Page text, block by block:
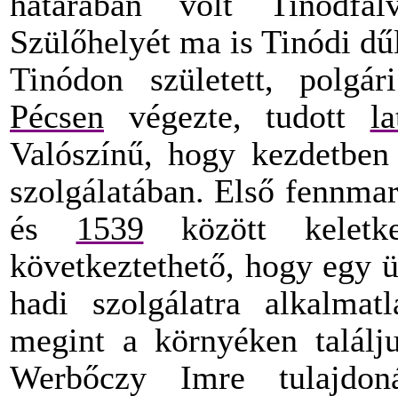
Szülőhelyét ma is Tinódi
Tinódon született,
Pécsen végezte, tudott
Valószínű, hogy
szolgálatában. Első
és 1539 között
következtethető, hogy egy
hadi szolgálatra
megint a környéken
Werbőczy Imre